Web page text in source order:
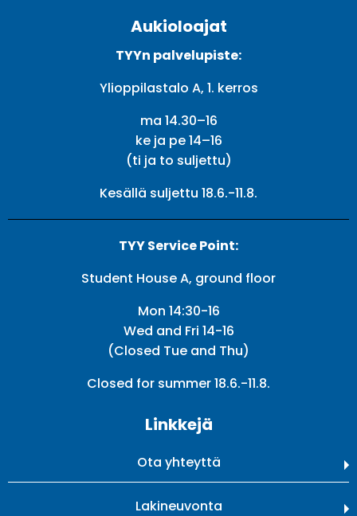
Aukioloajat
TYYn palvelupiste:
Ylioppilastalo A, 1. kerros
ma 14.30–16
ke ja pe 14–16
(ti ja to suljettu)
Kesällä suljettu 18.6.-11.8.
TYY Service Point:
Student House A, ground floor
Mon 14:30-16
Wed and Fri 14-16
(Closed Tue and Thu)
Closed for summer 18.6.-11.8.
Linkkejä
Ota yhteyttä
Lakineuvonta